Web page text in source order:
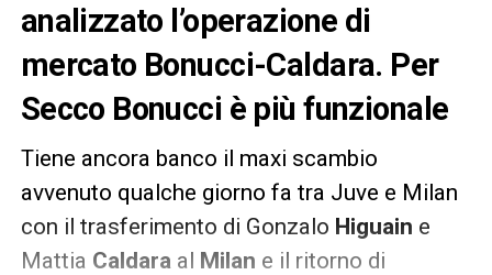
analizzato l’operazione di
mercato Bonucci-Caldara. Per
Secco Bonucci è più funzionale
Tiene ancora banco il maxi scambio
avvenuto qualche giorno fa tra Juve e Milan
con il trasferimento di Gonzalo Higuain e
Mattia Caldara al Milan e il ritorno di